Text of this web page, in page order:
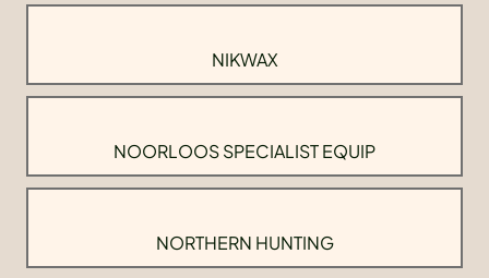
NIKWAX
NOORLOOS SPECIALIST EQUIP
NORTHERN HUNTING